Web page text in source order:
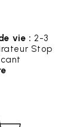
vie : 2-3
Stop